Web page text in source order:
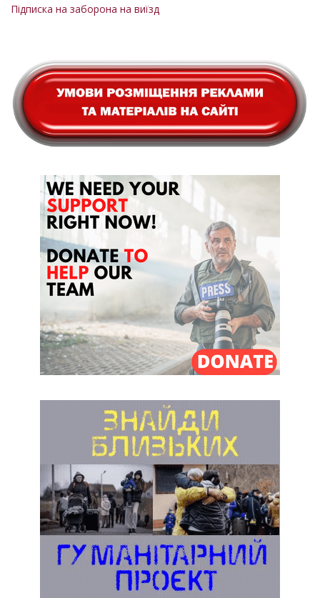
сторінки
Підписка на заборона на виїзд